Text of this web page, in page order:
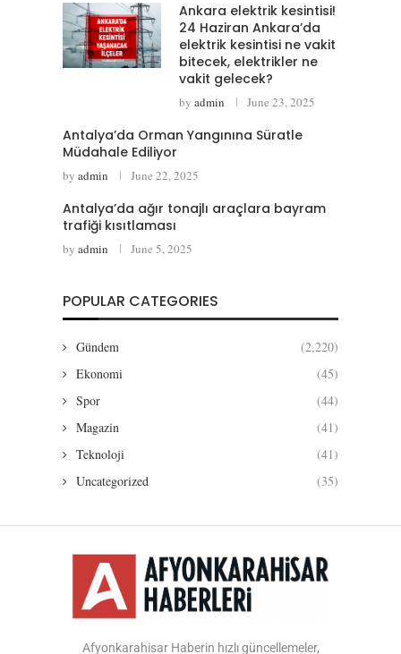
Ankara elektrik kesintisi!
24 Haziran Ankara’da
elektrik kesintisi ne vakit
bitecek, elektrikler ne
vakit gelecek?
by admin June 23, 2025
Antalya’da Orman Yangınına Süratle
Müdahale Ediliyor
by admin June 22, 2025
Antalya’da ağır tonajlı araçlara bayram
trafiği kısıtlaması
by admin June 5, 2025
POPULAR CATEGORIES
Gündem
(2,220)
Ekonomi
(45)
Spor
(44)
Magazin
(41)
Teknoloji
(41)
Uncategorized
(35)
Afyonkarahisar Haberin hızlı güncellemeler,